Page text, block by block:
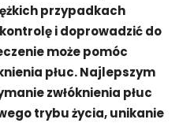
przypadkach
i doprowadzić do
może pomóc
płuc. Najlepszym
zwłóknienia płuc
trybu życia, unikanie